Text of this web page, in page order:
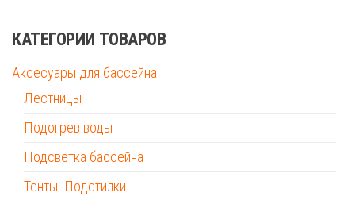
КАТЕГОРИИ ТОВАРОВ
Аксесуары для бассейна
Лестницы
Подогрев воды
Подсветка бассейна
Тенты. Подстилки